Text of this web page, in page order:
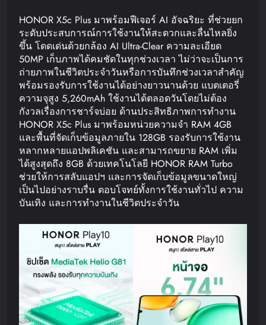
HONOR X5c Plus มาพร้อมฟีเจอร์ AI อัจฉริยะ ที่ช่วยยก
ระดับประสบการณ์การใช้งานให้สะดวกและลื่นไหลยิ่ง
ขึ้น โดดเด่นด้วยกล้อง AI Ultra-Clear ความละเอียด
50MP เก็บภาพได้คมชัดในทุกช่วงเวลา ไม่ว่าจะเป็นการ
ถ่ายภาพในชีวิตประจำวันหรือการบันทึกช่วงเวลาสำคัญ
พร้อมรองรับการใช้งานได้อย่างยาวนานด้วย แบตเตอรี่
ความจุสูง 5,260mAh ใช้งานได้ตลอดวันโดยไม่ต้อง
กังวลเรื่องการชาร์จบ่อย ด้านประสิทธิภาพการทำงาน
HONOR X5c Plus มาพร้อมหน่วยความจำ RAM 4GB
และพื้นที่จัดเก็บข้อมูลภายใน 128GB รองรับการใช้งาน
หลากหลายแอปพลิเคชัน และสามารถขยาย RAM เพิ่ม
ได้สูงสุดถึง 8GB ด้วยเทคโนโลยี HONOR RAM Turbo
ช่วยให้การสลับแอปฯ และการจัดเก็บข้อมูลขนาดใหญ่
เป็นไปอย่างราบรื่น ตอบโจทย์ทั้งการใช้งานทั่วไป ความ
บันเทิง และการทำงานในชีวิตประจำวัน